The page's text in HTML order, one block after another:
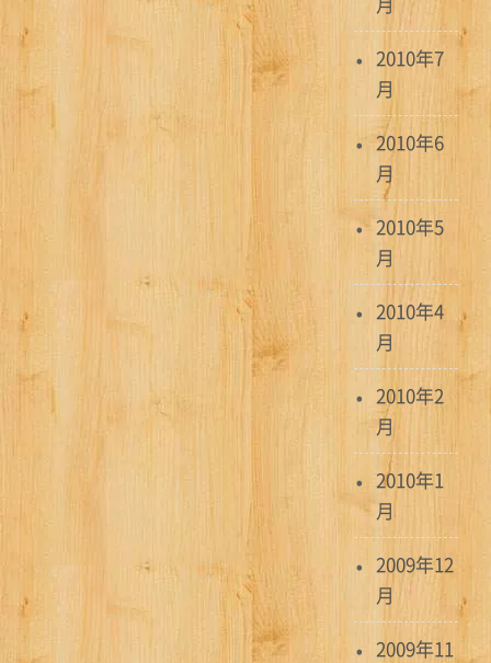
2010年7
月
2010年6
月
2010年5
月
2010年4
月
2010年2
月
2010年1
月
2009年12
月
2009年11